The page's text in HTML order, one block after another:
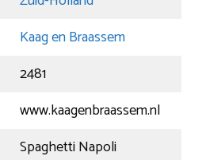
Kaag en Braassem
2481
www.kaagenbraassem.nl
Spaghetti Napoli